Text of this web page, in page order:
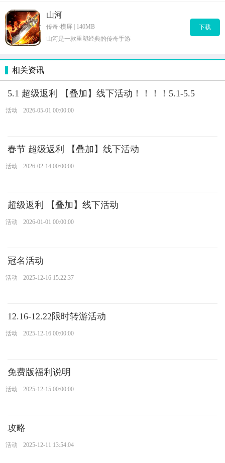
山河
传奇·横屏 | 140MB
山河是一款重塑经典的传奇手游
下载
相关资讯
5.1 超级返利 【叠加】线下活动！！！！5.1-5.5
活动 2026-05-01 00:00:00
春节 超级返利 【叠加】线下活动
活动 2026-02-14 00:00:00
超级返利 【叠加】线下活动
活动 2026-01-01 00:00:00
冠名活动
活动 2025-12-16 15:22:37
12.16-12.22限时转游活动
活动 2025-12-16 00:00:00
免费版福利说明
活动 2025-12-15 00:00:00
攻略
活动 2025-12-11 13:54:04